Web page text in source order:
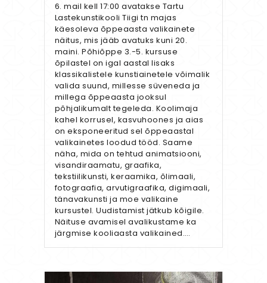
6. mail kell 17:00 avatakse Tartu
Lastekunstikooli Tiigi tn majas
käesoleva õppeaasta valikainete
näitus, mis jääb avatuks kuni 20.
maini. Põhiõppe 3.-5. kursuse
õpilastel on igal aastal lisaks
klassikalistele kunstiainetele võimalik
valida suund, millesse süveneda ja
millega õppeaasta jooksul
põhjalikumalt tegeleda. Koolimaja
kahel korrusel, kasvuhoones ja aias
on eksponeeritud sel õppeaastal
valikainetes loodud tööd. Saame
näha, mida on tehtud animatsiooni,
visandiraamatu, graafika,
tekstiilikunsti, keraamika, õlimaali,
fotograafia, arvutigraafika, digimaali,
tänavakunsti ja moe valikaine
kursustel. Uudistamist jätkub kõigile.
Näituse avamisel avalikustame ka
järgmise kooliaasta valikained.…